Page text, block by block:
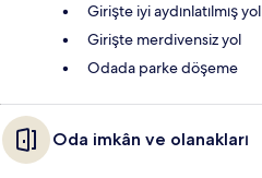
Girişte iyi aydınlatılmış yol
Girişte merdivensiz yol
Odada parke döşeme
Oda imkân ve olanakları